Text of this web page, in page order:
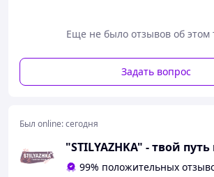
Еще не было отзывов об этом
Задать вопрос
Был online:сегодня
99% положительных